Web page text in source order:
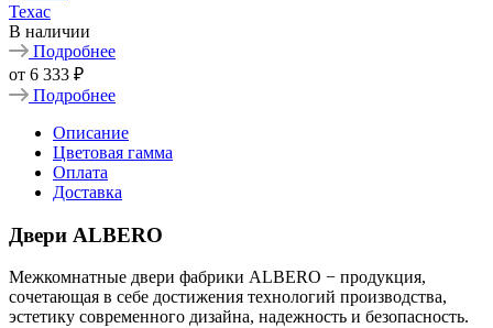
Техас
В наличии
Подробнее
от 6 333 ₽
Подробнее
Описание
Цветовая гамма
Оплата
Доставка
Двери ALBERO
Межкомнатные двери фабрики ALBERO − продукция,
сочетающая в себе достижения технологий производства,
эстетику современного дизайна, надежность и безопасность.